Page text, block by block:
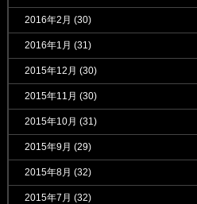
2016年2月 (30)
2016年1月 (31)
2015年12月 (30)
2015年11月 (30)
2015年10月 (31)
2015年9月 (29)
2015年8月 (32)
2015年7月 (32)